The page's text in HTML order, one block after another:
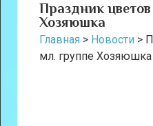
Праздник
Хозяюшка
Главная > Новости >
мл. группе Хозяюшка